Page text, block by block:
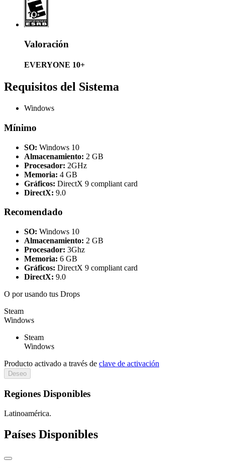
Valoración
EVERYONE 10+
Requisitos del Sistema
Windows
Mínimo
SO: Windows 10
Almacenamiento: 2 GB
Procesador: 2GHz
Memoria: 4 GB
Gráficos: DirectX 9 compliant card
DirectX: 9.0
Recomendado
SO: Windows 10
Almacenamiento: 2 GB
Procesador: 3Ghz
Memoria: 6 GB
Gráficos: DirectX 9 compliant card
DirectX: 9.0
O porusando tus Drops
Steam
Windows
Steam
Windows
Producto activado a través de clave de activación
Deseo
Regiones Disponibles
Latinoamérica.
Países Disponibles